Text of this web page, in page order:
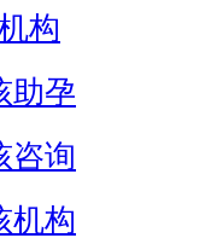
构
助孕
咨询
机构